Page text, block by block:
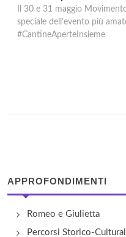
Il 30 e 31 maggio
speciale dell’evento più
#CantineAperteInsieme
APPROFONDIMENTI
Romeo e Giulietta
Percorsi Storico-